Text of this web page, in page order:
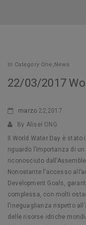
In Category One ,News
22/03/2017
marzo 22,2017
By Alisei ONG
Il World Water Day è
riguardo l’importanza di
riconosciuto
Nonostante l’accesso
Development Goals,
complessa, con molti
l’ineguaglianza rispetto
delle risorse idriche